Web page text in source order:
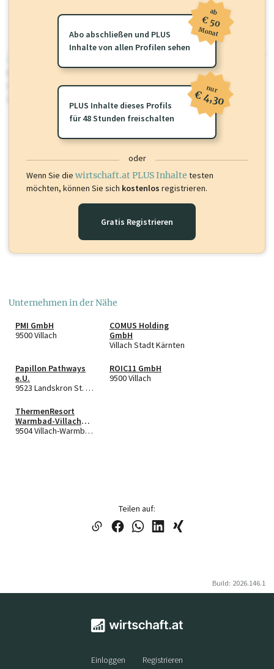
Für dieses Profil gibt es zusätzlichewirtschaft.at PLUS Inhalte
Sie momentan nicht einsehen können. Schalten Sie dieses Profil frei
oder loggen Sie sich ein um diese Inhalte zu sehen.
Abo abschließen und PLUS
Inhalte von allen Profilen sehen
ab
€ 50
Monat
PLUS Inhalte dieses Profils
für 48 Stunden freischalten
nur
€ 4,30
oder
Wenn Sie die wirtschaft.at PLUS Inhalte testen
möchten, können Sie sich kostenlos registrieren.
Gratis Registrieren
Unternehmen in der Nähe
PMI GmbH
9500 Villach
COMUS Holding
GmbH
Villach Stadt Kärnten
Papillon Pathways
e.U.
9523 Landskron St. Andrä
ROIC11 GmbH
9500 Villach
ThermenResort
Warmbad-Villach
Holding GmbH
9504 Villach-Warmbad Villach
Teilen auf:
Build: 2026.146.1
Einloggen Registrieren